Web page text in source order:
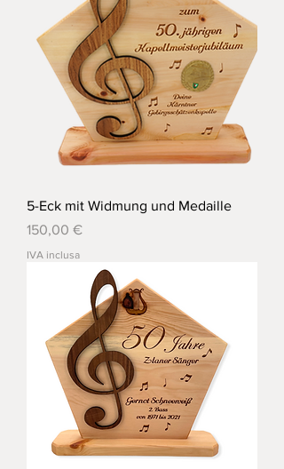
5-Eck mit Widmung und Medaille
Prezzo
150,00 €
IVA inclusa